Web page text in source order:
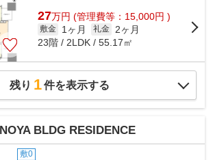
27万円 (管理費等：15,000円 )
敷金 1ヶ月 礼金
2ヶ月
23階 / 2LDK / 55.17㎡
残り 1件を表示する
BLDG RESIDENCE
敷0